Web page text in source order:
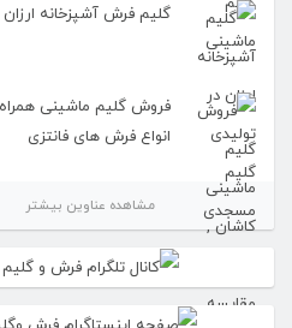
گلیم فرش آشپزخانه
فروش گلیم ماشینی همراه
انواع فرش های فانتزی
مشاهده عناوین بیشتر